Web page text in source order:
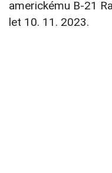
americkému B-21
let 10. 11. 2023.